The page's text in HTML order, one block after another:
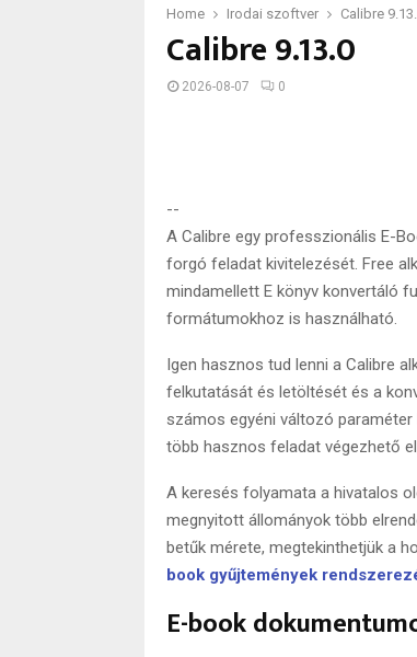
Home Irodai szoftver Calibre
Calibre 9.13.0
2026-08-07 0
--
A Calibre egy professzionális E-
forgó feladat kivitelezését. Free
mindamellett E könyv konvertáló
formátumokhoz is használható.
Igen hasznos tud lenni a Calibre
felkutatását és letöltését és a
számos egyéni változó
több hasznos feladat végezhető
A keresés folyamata a hivatalos
megnyitott állományok több
betűk mérete, megtekinthetjük a
book gyűjtemények
E-book